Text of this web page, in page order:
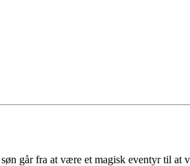
går fra at være et magisk eventyr til